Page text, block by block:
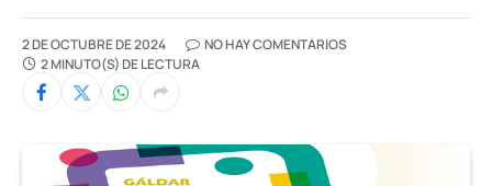
2 DE OCTUBRE DE 2024
NO HAY COMENTARIOS
2 MINUTO(S) DE LECTURA